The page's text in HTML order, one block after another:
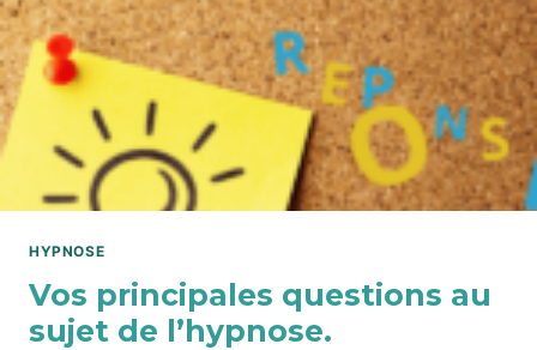
NOS
VIES
HYPNOSE
Vos principales questions au
sujet de l’hypnose.